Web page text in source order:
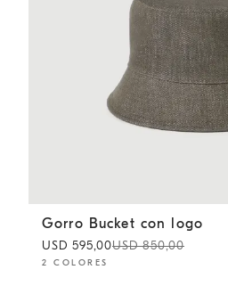
Gorro Bucket con logo Verde
Gorro Bucket con logo
USD 595,00USD 850,00
2 COLORES